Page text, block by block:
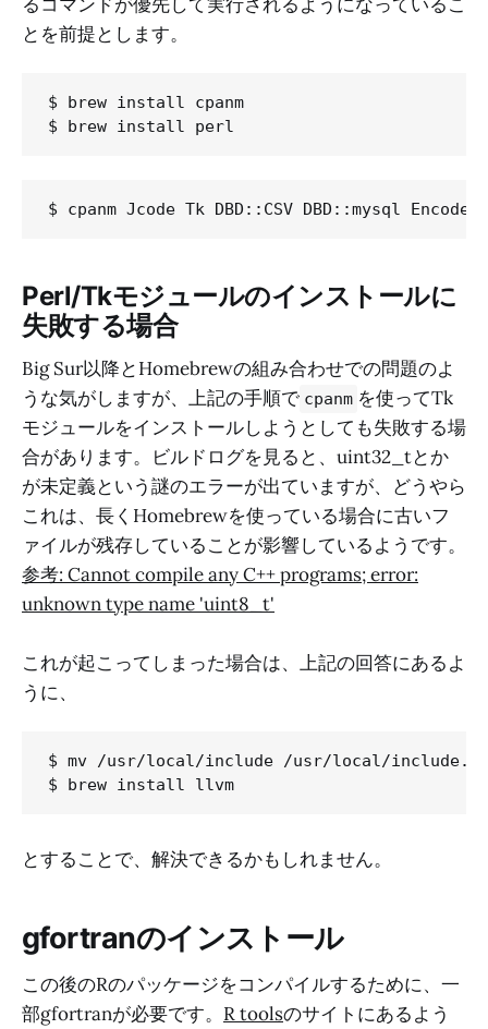
とを前提とします。
$ brew install cpanm
Perl/Tkモジュールのインストールに
失敗する場合
Big Sur以降とHomebrewの組み合わせでの問題のよ
うな気がしますが、上記の手順で cpanm を使ってTk
モジュールをインストールしようとしても失敗する場
合があります。ビルドログを見ると、uint32_tとか
が未定義という謎のエラーが出ていますが、どうやら
これは、長くHomebrewを使っている場合に古いフ
ァイルが残存していることが影響しているようです。
参考: Cannot compile any C++ programs; error:
unknown type name 'uint8_t'
これが起こってしまった場合は、上記の回答にあるよ
うに、
$ mv /usr/local/include /usr/local/
とすることで、解決できるかもしれません。
gfortranのインストール
この後のRのパッケージをコンパイルするために、一
部gfortranが必要です。 R toolsのサイトにあるよう